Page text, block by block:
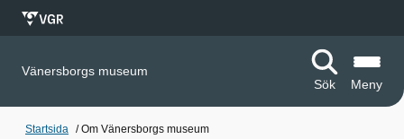
Vänersborgs museum
Sök
Meny
Startsida /Om Vänersborgs museum